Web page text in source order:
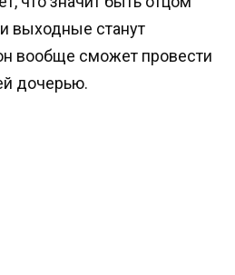
выходные станут
вообще сможет провести
дочерью.